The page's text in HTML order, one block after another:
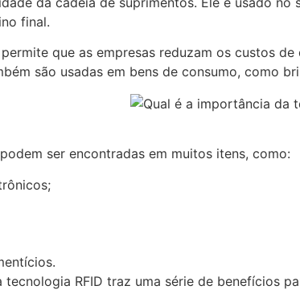
final.
que as empresas reduzam os custos
são usadas em bens de consumo, como
ser encontradas em muitos itens, como:
tecnologia RFID traz uma série de benefícios